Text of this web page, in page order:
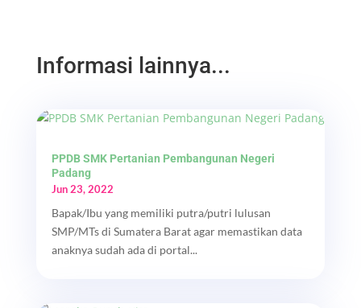
Informasi lainnya...
PPDB SMK Pertanian Pembangunan Negeri
Padang
Jun 23, 2022
Bapak/Ibu yang memiliki putra/putri lulusan
SMP/MTs di Sumatera Barat agar memastikan data
anaknya sudah ada di portal...